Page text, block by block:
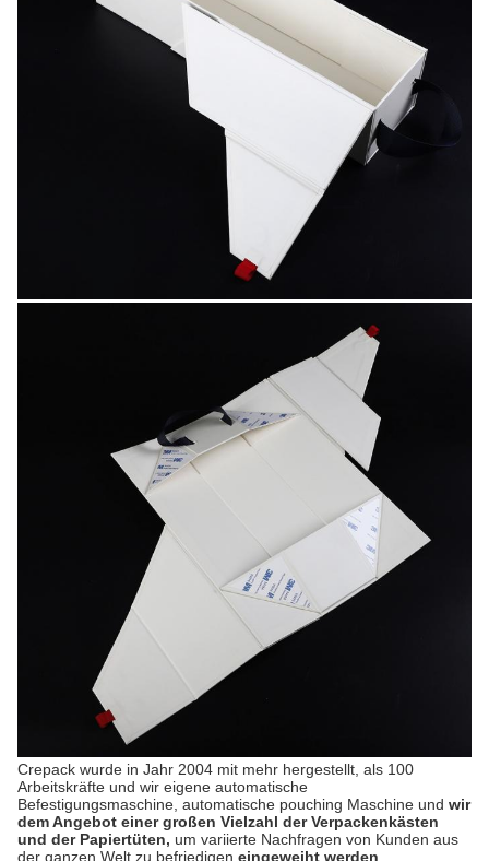
Crepack wurde in Jahr 2004 mit mehr hergestellt, als 100
Arbeitskräfte und wir eigene automatische
Befestigungsmaschine, automatische pouching Maschine und wir
dem Angebot einer großen Vielzahl der Verpackenkästen
und der Papiertüten, um variierte Nachfragen von Kunden aus
der ganzen Welt zu befriedigen eingeweiht werden